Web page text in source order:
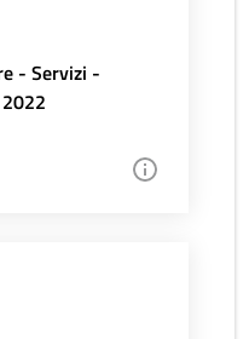
- Servizi -